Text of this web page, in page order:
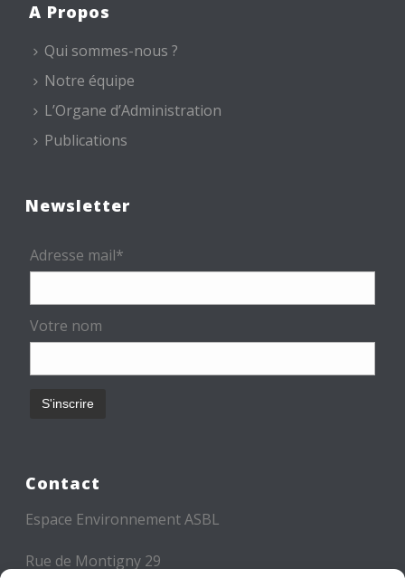
A Propos
Qui sommes-nous ?
Notre équipe
L’Organe d’Administration
Publications
Newsletter
Adresse mail*
Votre nom
Contact
Espace Environnement ASBL
Rue de Montigny 29